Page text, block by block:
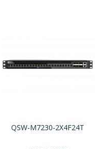
QSW-M7230-2X4F24T